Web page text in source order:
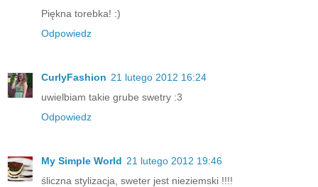
Piękna torebka! :)
Odpowiedz
CurlyFashion 21 lutego 2012 16:24
uwielbiam takie grube swetry :3
Odpowiedz
My Simple World 21 lutego 2012 19:46
śliczna stylizacja, sweter jest nieziemski !!!!